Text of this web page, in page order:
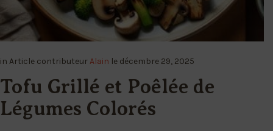
in Article contributeurAlain le décembre 29, 2025
Tofu Grillé et Poêlée de
Légumes Colorés